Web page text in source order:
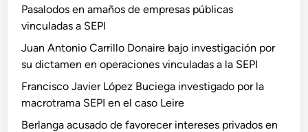
Pasalodos en amaños de empresas públicas
vinculadas a SEPI
Juan Antonio Carrillo Donaire bajo investigación por
su dictamen en operaciones vinculadas a la SEPI
Francisco Javier López Buciega investigado por la
macrotrama SEPI en el caso Leire
Berlanga acusado de favorecer intereses privados en